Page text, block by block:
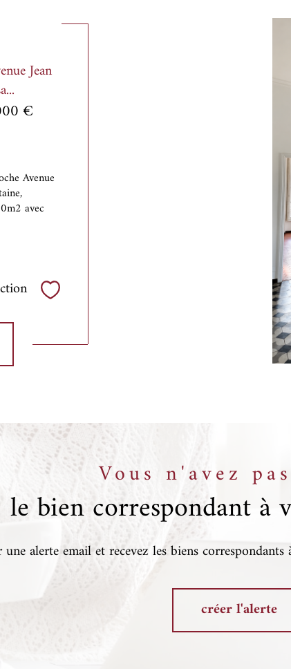
Jean
€
Avenue
avec
Sélectionner
Vous n'avez
le bien correspondant à
une alerte email et recevez les biens
créer l'alerte